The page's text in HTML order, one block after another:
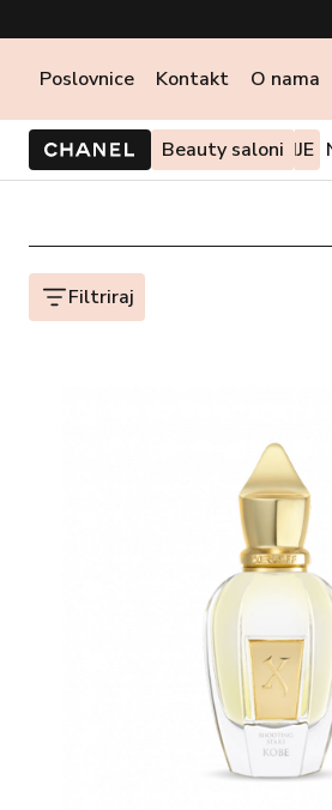
Poslovnice Kontakt O nama
Beauty saloni
PONUDE I AKCIJE
Filtriraj